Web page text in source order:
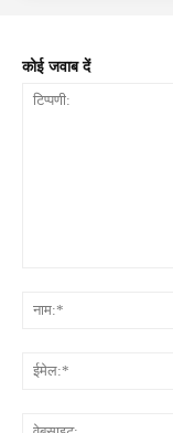
कोई जवाब दें